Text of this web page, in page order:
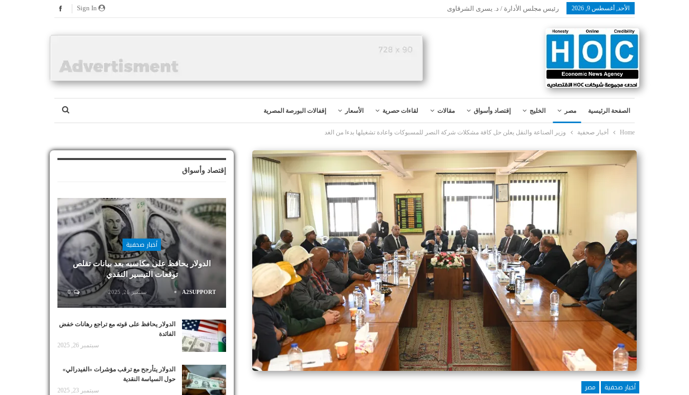
الأحد, أغسطس 9, 2026 رئيس مجلس الأدارة / د. يسرى الشرقاوى
الصفحة الرئيسية مصر الخليج إقتصاد وأسواق مقالات لقاءات حصرية الأسعار إقفالات البورصة المصرية
Home أخبار صحفية وزير الصناعة والنقل يعلن حل كافة مشكلات شركة النصر للمسبوكات واعادة تشغيلها بدءا من الغد
أخبار صحفية
مصر
إقتصاد وأسواق
أخبار صحفية
الدولار يحافظ على مكاسبه بعد بيانات تقلص
توقعات التيسير النقدي
A2SUPPORT سبتمبر 26, 2025 0
الدولار يحافظ على قوته مع تراجع رهانات خفض
الفائدة
سبتمبر 26, 2025
الدولار يتأرجح مع ترقب مؤشرات «الفيدرالي»
حول السياسة النقدية
سبتمبر 23, 2025